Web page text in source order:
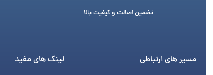
تضمین اصالت و کیفیت بالا
مسیر های ارتباطی لینک های مفید